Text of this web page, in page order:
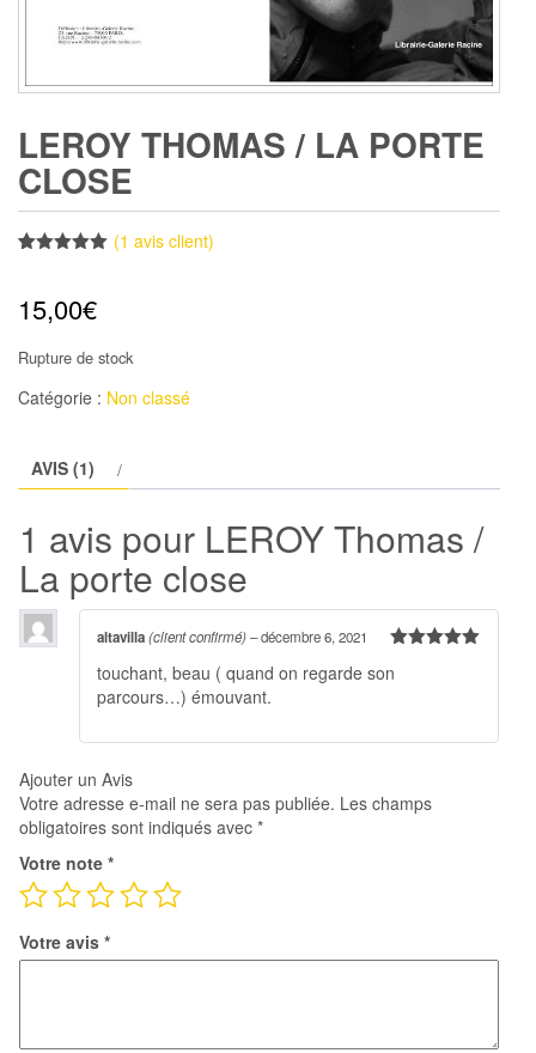
LEROY THOMAS / LA PORTE
CLOSE
basé sur
notation
(1 avis client)
15,00€
Rupture de stock
Catégorie : Non classé
AVIS (1)
1 avis pour LEROY Thomas /
La porte close
5
altavilla(client confirmé)–décembre 6, 2021
touchant, beau ( quand on regarde son
parcours…) émouvant.
Ajouter un Avis
Votre adresse e-mail ne sera pas publiée. Les champs
obligatoires sont indiqués avec *
Votre note *
Votre avis *